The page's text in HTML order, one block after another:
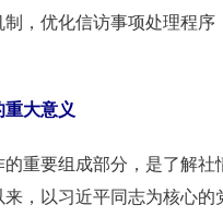
，优化信访事项处理程
大意义
要组成部分，是了解社
，以习近平同志为核心